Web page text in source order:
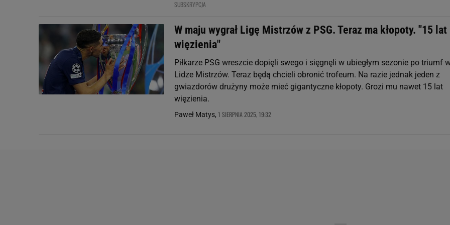
SUBSKRYPCJA
W maju wygrał Ligę Mistrzów z PSG. Teraz ma kłopoty. "15 lat
więzienia"
Piłkarze PSG wreszcie dopięli swego i sięgnęli w ubiegłym sezonie po triumf
Lidze Mistrzów. Teraz będą chcieli obronić trofeum. Na razie jednak jeden z
gwiazdorów drużyny może mieć gigantyczne kłopoty. Grozi mu nawet 15 lat
więzienia.
Paweł Matys, 1 SIERPNIA 2025, 19:32